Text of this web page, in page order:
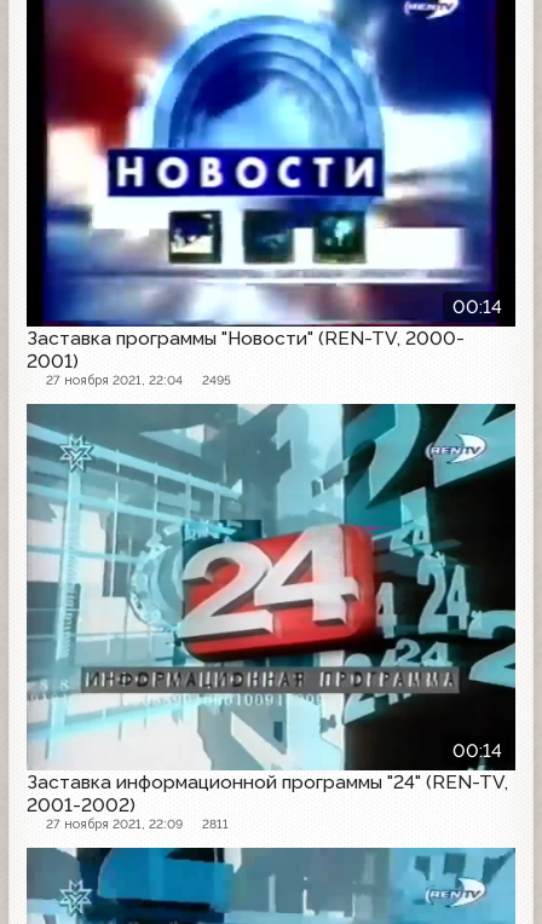
00:14
Заставка программы "Новости" (REN-TV, 2000-
2001)
27 ноября 2021, 22:04 2495
00:14
Заставка информационной программы "24" (REN-TV,
2001-2002)
27 ноября 2021, 22:09 2811
Заставка программы